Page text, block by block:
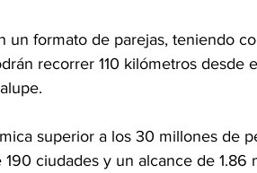
un formato de parejas, teniendo
recorrer 110 kilómetros desde
superior a los 30 millones de
ciudades y un alcance de 1.86